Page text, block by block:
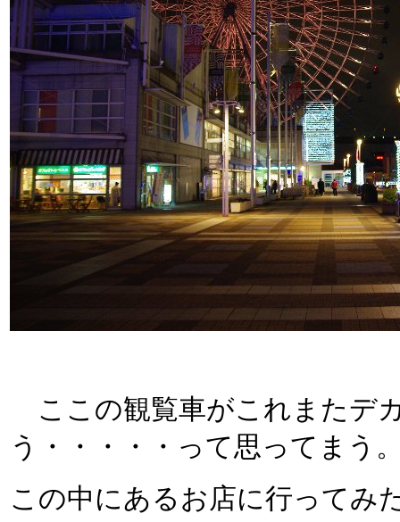
ここの観覧車がこれまたデ
う・・・・・って思ってまう
この中にあるお店に行ってみ